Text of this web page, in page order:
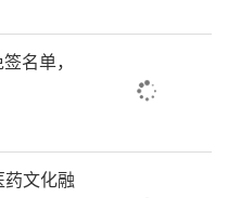
方便快捷，物业管
名单，
文化融